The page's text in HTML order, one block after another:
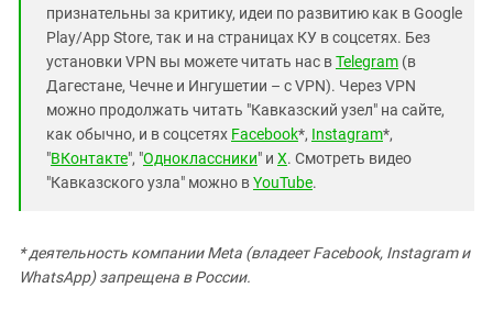
признательны за критику, идеи по развитию как в Google
Play/App Store, так и на страницах КУ в соцсетях. Без
установки VPN вы можете читать нас вTelegram (в
Дагестане, Чечне и Ингушетии – с VPN). Через VPN
можно продолжать читать "Кавказский узел" на сайте,
как обычно, и в соцсетях Facebook*, Instagram*,
"ВКонтакте", "Одноклассники" и X. Смотреть видео
"Кавказского узла" можно вYouTube.
* деятельность компании Meta (владеет Facebook, Instagram и
WhatsApp) запрещена в России.